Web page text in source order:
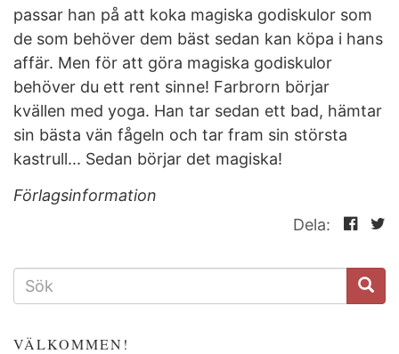
passar han på att koka magiska godiskulor som
de som behöver dem bäst sedan kan köpa i hans
affär. Men för att göra magiska godiskulor
behöver du ett rent sinne! Farbrorn börjar
kvällen med yoga. Han tar sedan ett bad, hämtar
sin bästa vän fågeln och tar fram sin största
kastrull... Sedan börjar det magiska!
Förlagsinformation
Dela:
SÖKFORMULÄR
VÄLKOMMEN!